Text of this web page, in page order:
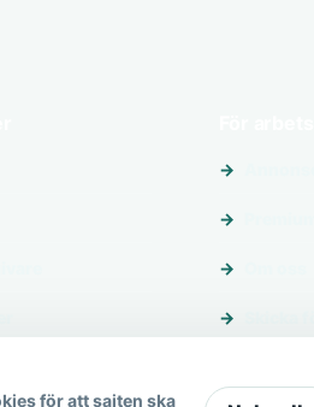
för att sajten ska